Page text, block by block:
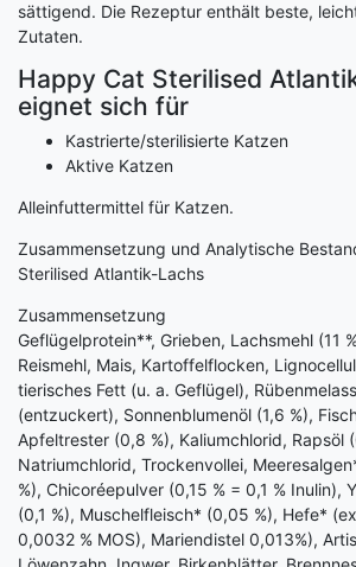
sättigend. Die Rezeptur enthält beste,
Zutaten.
Happy Cat Sterilised
eignet sich für
Kastrierte/sterilisierte Katzen
Aktive Katzen
Alleinfuttermittel für Katzen.
Zusammensetzung und Analytische
Sterilised Atlantik-Lachs
Zusammensetzung
Geflügelprotein**, Grieben, Lachsmehl (11
Reismehl, Mais, Kartoffelflocken,
tierisches Fett (u. a. Geflügel),
(entzuckert), Sonnenblumenöl (1,6 %),
Apfeltrester (0,8 %), Kaliumchlorid, Rapsöl
Natriumchlorid, Trockenvollei,
%), Chicoréepulver (0,15 % = 0,1 % Inulin),
(0,1 %), Muschelfleisch* (0,05 %), Hefe*
0,0032 % MOS), Mariendistel 0,013%),